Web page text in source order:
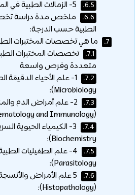
6.5.
6.6.
ملخص مدة دراسة
الطبية حسب الدرجة:
7. ما هي تخصصات المختبرات
7.1.
تخصصات المختبرات
متعددة وفرص واسعة
7.2.
Microbiology):
7.3.
2- علم أمراض الدم
(Hematology and Immunology):
7.4.
Biochemistry):
7.5.
Parasitology):
7.6.
5 علم الأمراض
(Histopathology):